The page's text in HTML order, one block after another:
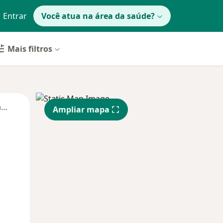
Entrar Você atua na área da saúde?
Mais filtros
Segunda-feira Qua
12 Ago
Qui,
13 Ago
Ampliar mapa